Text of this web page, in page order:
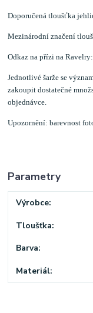
Doporučená tloušťka
Mezinárodní značení
Odkaz na přízi na
Jednotlivé šarže se
zakoupit dostatečné
objednávce.
Upozornění: barevnost
Parametry
Výrobce
Tloušťka
Barva
Materiál